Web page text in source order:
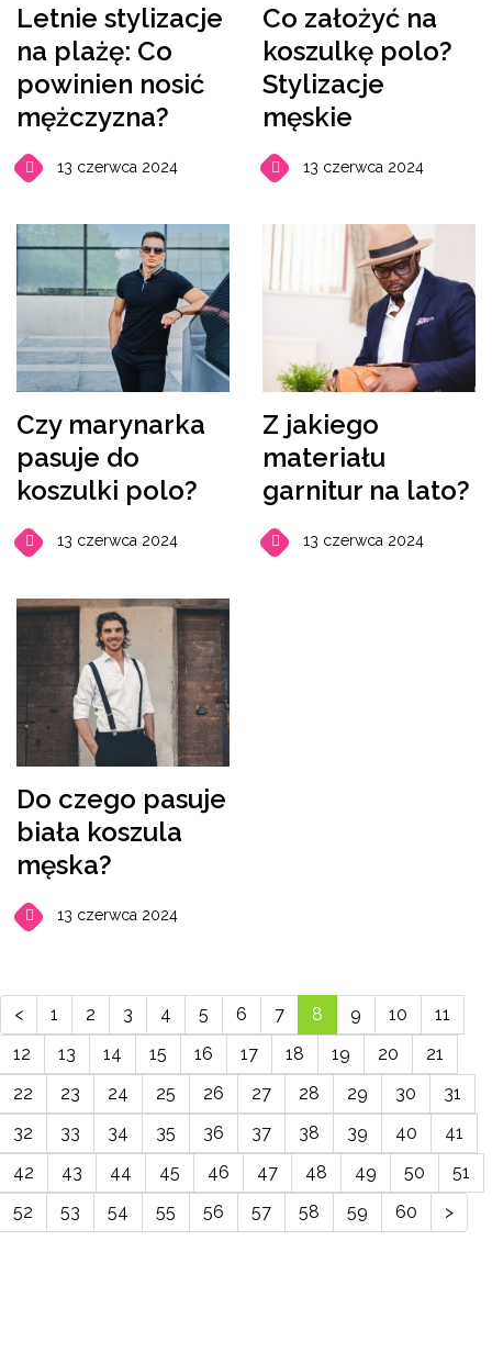
Letnie stylizacje
na plażę: Co
powinien nosić
mężczyzna?
13 czerwca 2024
Co założyć na
koszulkę polo?
Stylizacje
męskie
13 czerwca 2024
Czy marynarka
pasuje do
koszulki polo?
13 czerwca 2024
Z jakiego
materiału
garnitur na lato?
13 czerwca 2024
Do czego pasuje
biała koszula
męska?
13 czerwca 2024
< 1 2 3 4 5 6 7 8 9 10
11
12
13 14 15 16 17 18 19 20
21
22
23 24 25 26 27 28 29 30
31
32
33 34 35 36 37 38 39 40
41
42
43 44 45 46 47 48 49 50
51
52
53 54 55 56 57 58 59 60 >